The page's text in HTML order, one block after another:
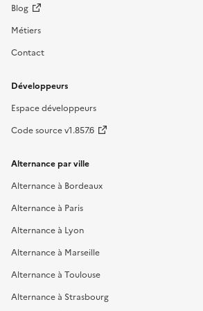
Blog
Métiers
Contact
Développeurs
Espace développeurs
Code source v1.857.6
Alternance par ville
Alternance à Bordeaux
Alternance à Paris
Alternance à Lyon
Alternance à Marseille
Alternance à Toulouse
Alternance à Strasbourg